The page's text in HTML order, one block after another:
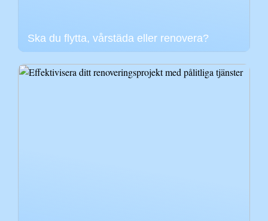
Ska du flytta, vårstäda eller renovera?